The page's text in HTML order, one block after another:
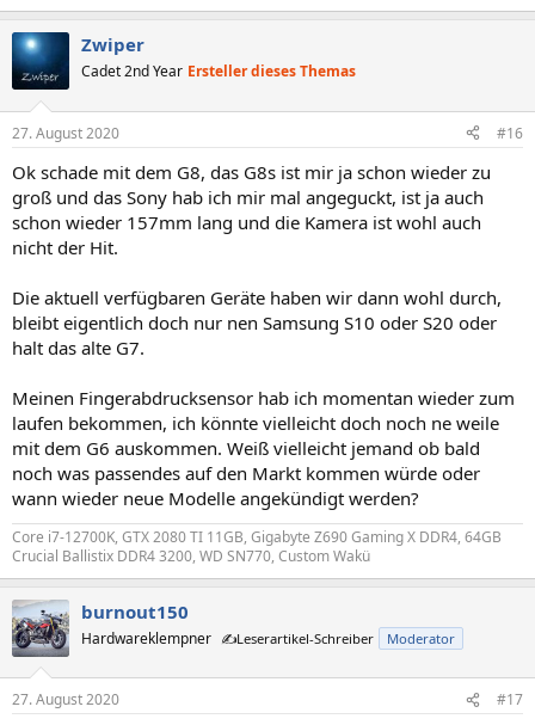
Zwiper
Cadet 2nd Year Ersteller dieses Themas
27. August 2020 #16
Ok schade mit dem G8, das G8s ist mir ja schon wieder zu
groß und das Sony hab ich mir mal angeguckt, ist ja auch
schon wieder 157mm lang und die Kamera ist wohl auch
nicht der Hit.
Die aktuell verfügbaren Geräte haben wir dann wohl durch,
bleibt eigentlich doch nur nen Samsung S10 oder S20 oder
halt das alte G7.
Meinen Fingerabdrucksensor hab ich momentan wieder zum
laufen bekommen, ich könnte vielleicht doch noch ne weile
mit dem G6 auskommen. Weiß vielleicht jemand ob bald
noch was passendes auf den Markt kommen würde oder
wann wieder neue Modelle angekündigt werden?
Core i7-12700K, GTX 2080 TI 11GB, Gigabyte Z690 Gaming X DDR4, 64GB
Crucial Ballistix DDR4 3200, WD SN770, Custom Wakü
burnout150
Hardwareklempner ✍️Leserartikel-Schreiber Moderator
27. August 2020 #17